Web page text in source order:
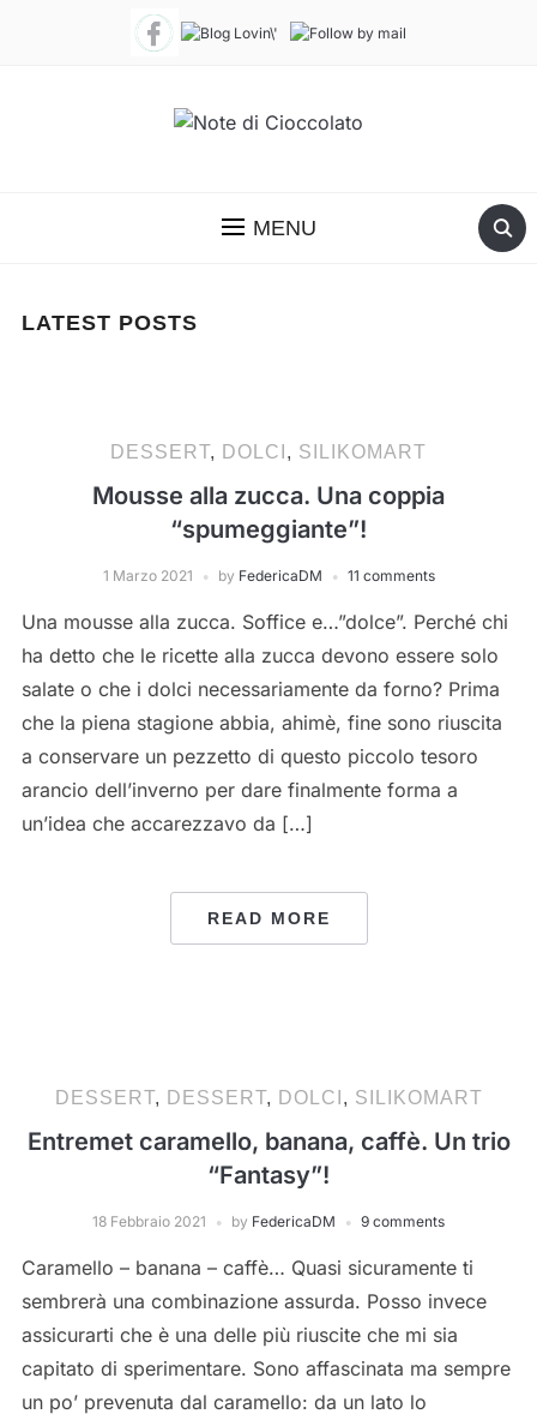
MENU
LATEST POSTS
DESSERT, DOLCI , SILIKOMART
Mousse alla zucca. Una coppia
“spumeggiante”!
1 Marzo 2021 by FedericaDM 11 comments
Una mousse alla zucca. Soffice e…”dolce”. Perché chi
ha detto che le ricette alla zucca devono essere solo
salate o che i dolci necessariamente da forno? Prima
che la piena stagione abbia, ahimè, fine sono riuscita
a conservare un pezzetto di questo piccolo tesoro
arancio dell’inverno per dare finalmente forma a
un’idea che accarezzavo da […]
READ MORE
DESSERT, DESSERT, DOLCI , SILIKOMART
Entremet caramello, banana, caffè. Un trio
“Fantasy”!
18 Febbraio 2021 by FedericaDM 9 comments
Caramello – banana – caffè… Quasi sicuramente ti
sembrerà una combinazione assurda. Posso invece
assicurarti che è una delle più riuscite che mi sia
capitato di sperimentare. Sono affascinata ma sempre
un po’ prevenuta dal caramello: da un lato lo